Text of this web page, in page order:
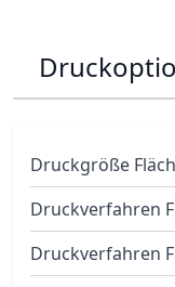
Druckgröße
Druckverfahren
Druckverfahren